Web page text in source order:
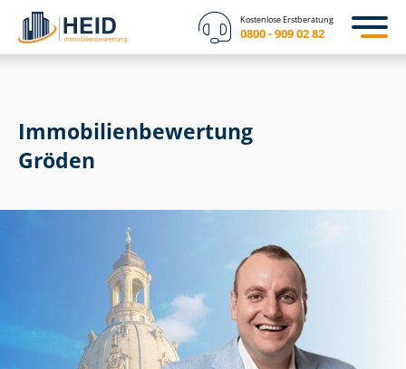
Kostenlose Erstberatung
0800 - 909 02 82
Immobilien­bewertung
Gröden